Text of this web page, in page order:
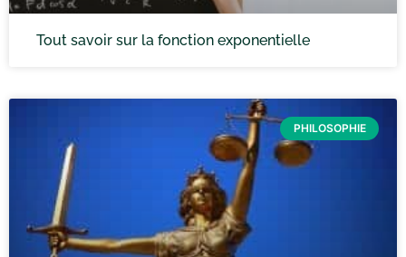
Tout savoir sur la fonction exponentielle
PHILOSOPHIE